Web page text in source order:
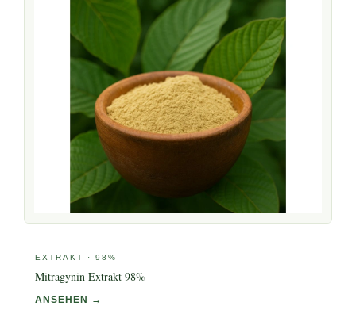
EXTRAKT · 98%
Mitragynin Extrakt 98%
ANSEHEN →